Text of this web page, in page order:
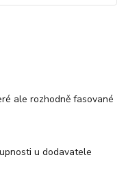
ale rozhodně fasované
u dodavatele